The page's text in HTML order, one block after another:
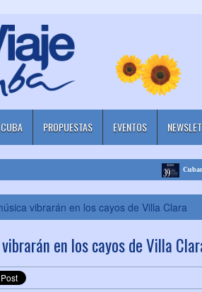
PROPUESTAS EVENTOS
Cubanacán
vibrarán en los cayos de Villa Clara
en los cayos de Villa